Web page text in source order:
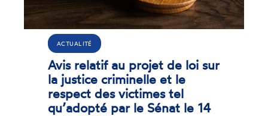
ACTUALITÉ
Avis relatif au projet de loi sur
la justice criminelle et le
respect des victimes tel
qu’adopté par le Sénat le 14